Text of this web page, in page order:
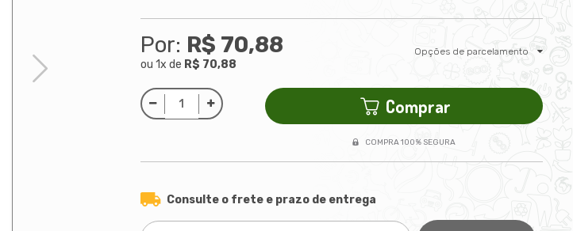
Por: R$ 70,88
ou 1x de R$ 70,88
Opções de parcelamento
Comprar
COMPRA 100% SEGURA
Consulte o frete e prazo de entrega